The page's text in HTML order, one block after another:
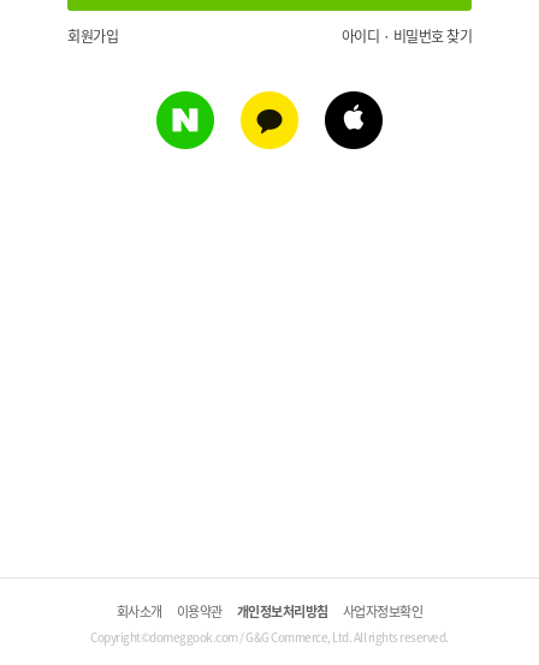
회원가입 아이디 · 비밀번호 찾기
회사소개 이용약관 개인정보처리방침 사업자정보확인
Copyright©domeggook.com / G&G Commerce, Ltd. All rights reserved.